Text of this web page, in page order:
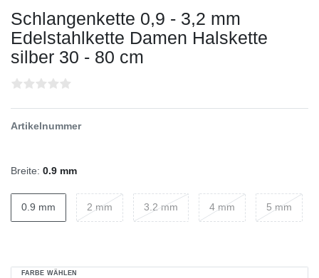
Schlangenkette 0,9 - 3,2 mm
Edelstahlkette Damen Halskette
silber 30 - 80 cm
Artikelnummer
Breite: 0.9 mm
0.9 mm 2 mm 3.2 mm 4 mm 5 mm
FARBE WÄHLEN